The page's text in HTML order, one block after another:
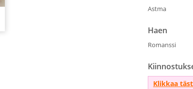
Astma
Haen
Romanssi
Klikkaa